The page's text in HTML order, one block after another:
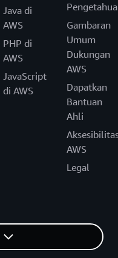
Java di
AWS
PHP di
AWS
JavaScript
di AWS
Gambaran
Umum
Dukungan
AWS
Dapatkan
Bantuan
Ahli
AWS
Legal